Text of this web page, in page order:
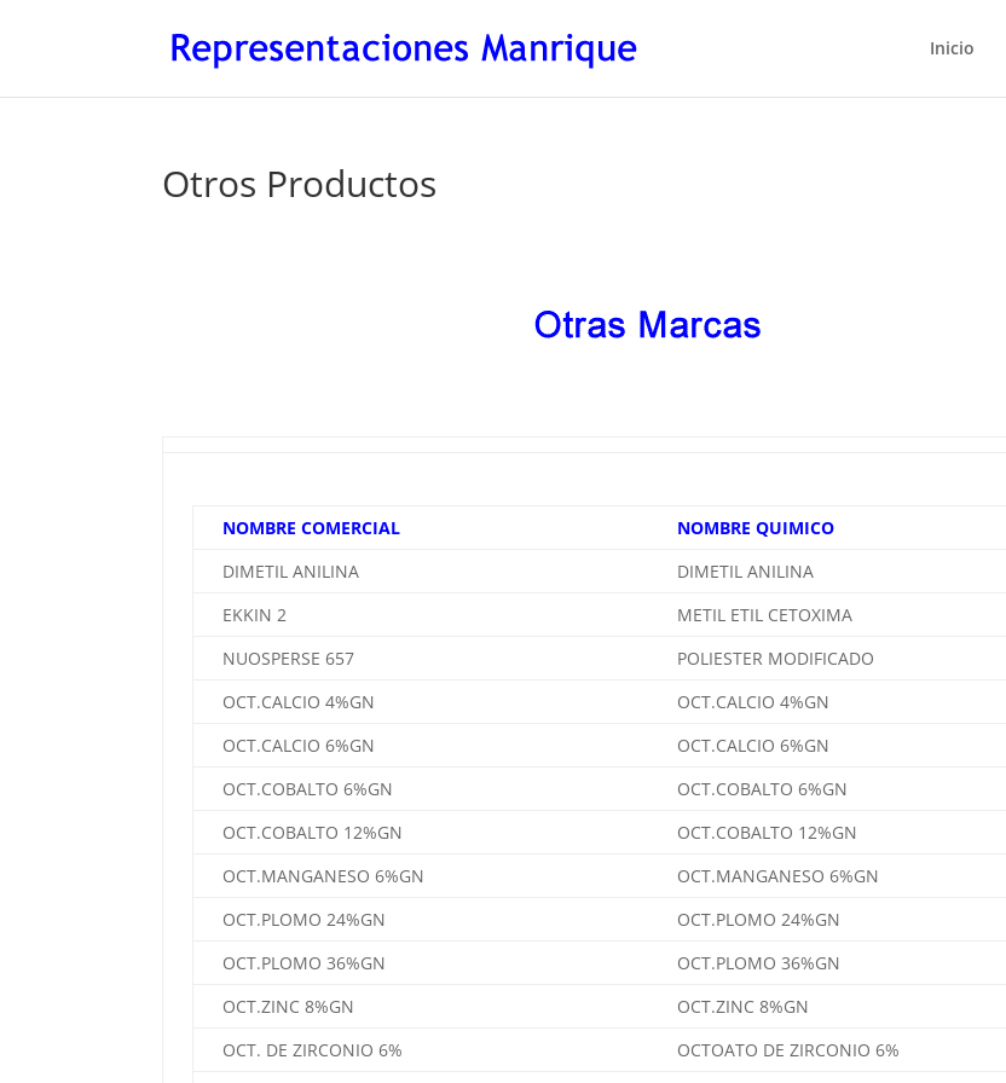
Inicio
Otros Productos
NOMBRE COMERCIAL
NOMBRE QUIMICO
DIMETIL ANILINA
DIMETIL ANILINA
EKKIN 2
METIL ETIL CETOXIMA
NUOSPERSE 657
POLIESTER MODIFICADO
OCT.CALCIO 4%GN
OCT.CALCIO 4%GN
OCT.CALCIO 6%GN
OCT.CALCIO 6%GN
OCT.COBALTO 6%GN
OCT.COBALTO 6%GN
OCT.COBALTO 12%GN
OCT.COBALTO 12%GN
OCT.MANGANESO 6%GN
OCT.MANGANESO 6%GN
OCT.PLOMO 24%GN
OCT.PLOMO 24%GN
OCT.PLOMO 36%GN
OCT.PLOMO 36%GN
OCT.ZINC 8%GN
OCT.ZINC 8%GN
OCT. DE ZIRCONIO 6%
OCTOATO DE ZIRCONIO 6%